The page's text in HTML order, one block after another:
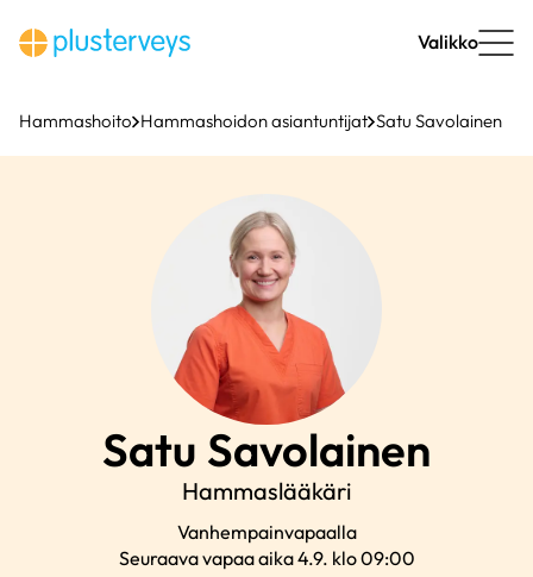
sisältöön
Valikko
Hammashoito Hammashoidon asiantuntijat Satu Savolainen
Satu Savolainen
Hammaslääkäri
Vanhempainvapaalla
Seuraava vapaa aika 4.9. klo 09:00